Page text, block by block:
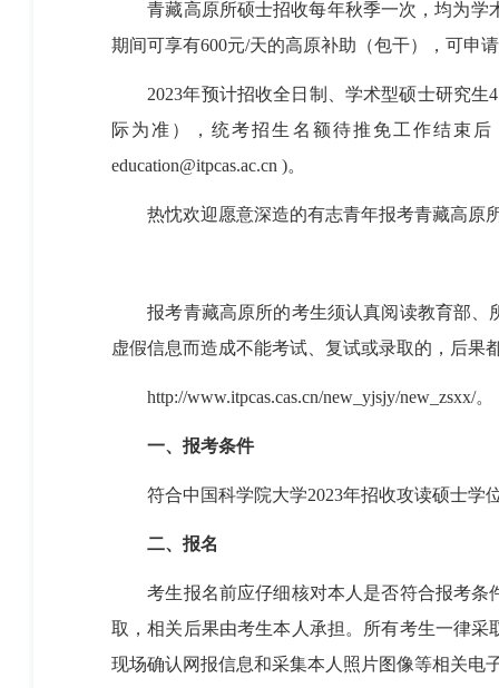
青藏高原所硕士招收每年秋季一次，均为学
期间可享有600元/天的高原补助（包干），可申
2023年预计招收全日制、学术型硕士研究生
际为准），统考招生名额待推免工作结束
education@itpcas.ac.cn )。
热忱欢迎愿意深造的有志青年报考青藏高原
报考青藏高原所的考生须认真阅读教育部
虚假信息而造成不能考试、复试或录取的，后果
http://www.itpcas.cas.cn/new_yjsjy/new_zsxx/。
一、报考条件
符合中国科学院大学2023年招收攻读硕士学
二、报名
考生报名前应仔细核对本人是否符合报考
取，相关后果由考生本人承担。所有考生一律
现场确认网报信息和采集本人照片图像等相关电